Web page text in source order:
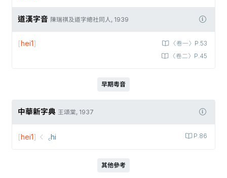
道漢字音 陳瑞祺及道字總社同人, 1939
〈卷一〉P.53
〈卷二〉P.45
[hei1]
早期粵音
中華新字典 王頌棠, 1937
P.86
[hei1] ꜀hi
其他參考